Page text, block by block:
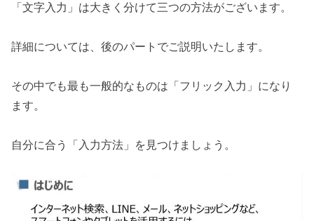
「文字入力」は大きく分けて三つの方法がございます。
詳細については、後のパートでご説明いたします。
その中でも最も一般的なものは「フリック入力」になり
ます。
自分に合う「入力方法」を見つけましょう。